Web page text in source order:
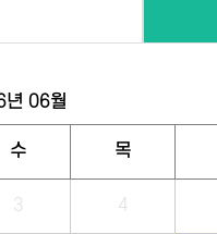
년 06월
수 목
3 4